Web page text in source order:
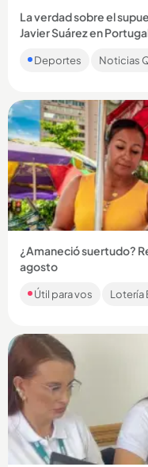
La verdad sobre el
Javier Suárez en
detalles sobre los
Deportes Noticias
¿Amaneció suertudo?
agosto
Si bien las loterías
MiLoto y los chances
Útil para vos Lotería